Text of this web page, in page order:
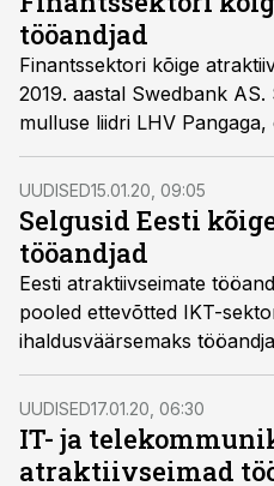
tööandjad
Finantssektori kõige
2019. aastal Swedbank
mulluse liidri LHV
esimene eelistus
UUDISED15.01.20, 09:05
Selgusid Eesti
tööandjad
Eesti atraktiivseimate
pooled ettevõtted IKT-
ihaldusväärsemaks
UUDISED17.01.20, 06:30
IT- ja
atraktiivseimad